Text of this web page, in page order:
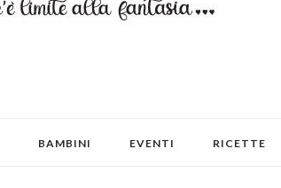
BAMBINI EVENTI RICETTE